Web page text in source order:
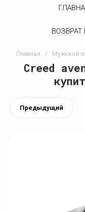
Главная / Мужской
Creed
Предыдущий